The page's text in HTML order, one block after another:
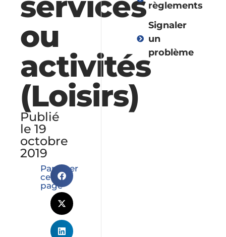
ou
activités
(Loisirs)
Publié
le 19
octobre
2019
Partager
cette
page
règlements
Signaler
un
problème